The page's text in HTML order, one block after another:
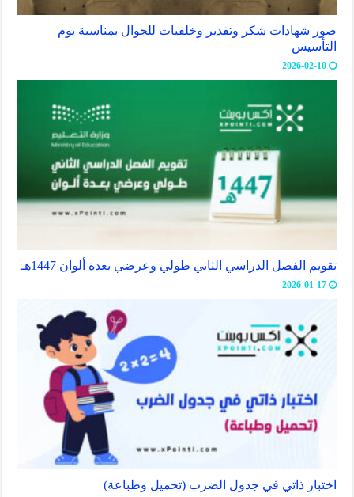
صور شهادات شكر وتقدير وخلفيات للجوال بمناسبة يوم
التأسيس
2026-02-10
تقويم الفصل الدراسي الثاني طولي وعرضي بعدة ألوان 1447هـ
2026-01-17
اختبار ذاتي في جدول الضرب (تحميل وطباعة)